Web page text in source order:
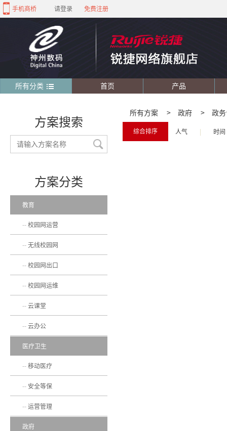
手机商桥 请登录 免费注册
所有分类 首页 产品
所有方案 > 政府 > 政
综合排序 人气 时间
方案搜索
方案分类
教育
校园网运营
无线校园网
校园网出口
校园网运维
云课堂
云办公
医疗卫生
移动医疗
安全等保
运营管理
政府